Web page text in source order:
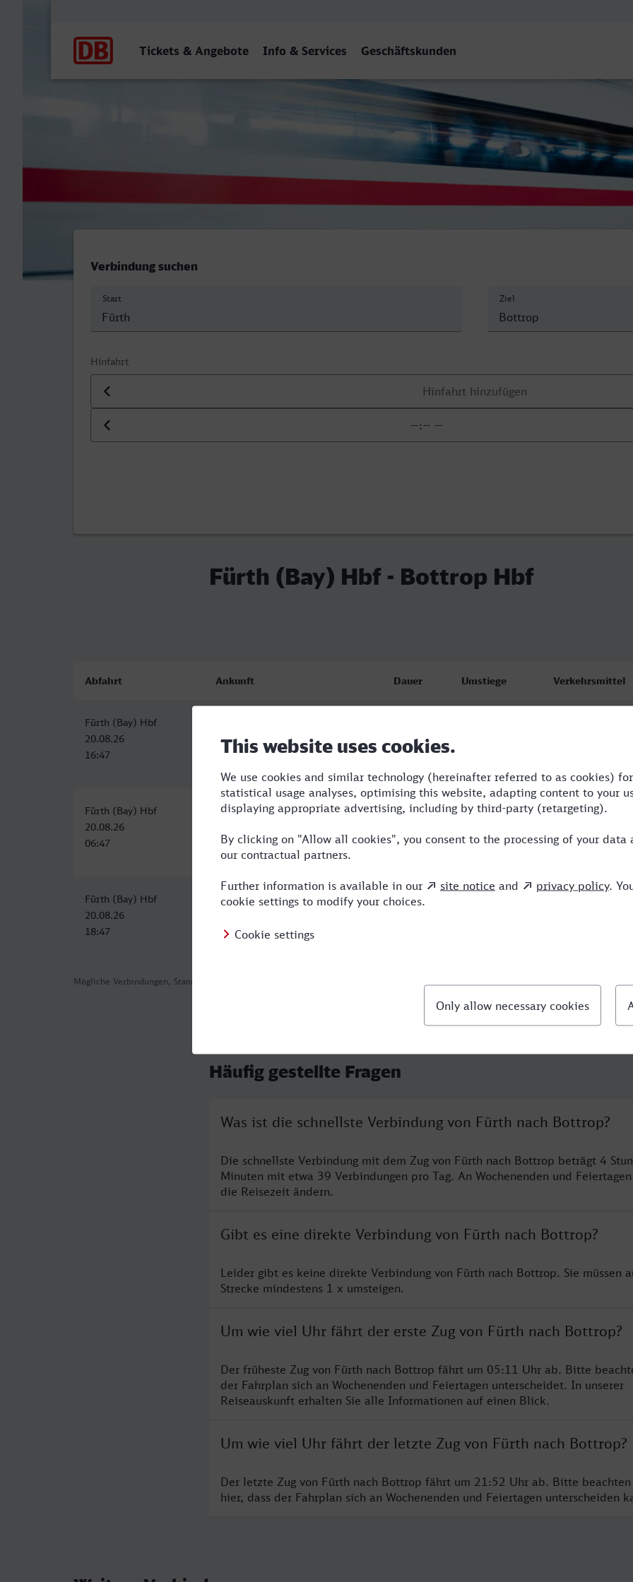
Tickets & Angebote Info & Services Geschäftskunden
Fürth (Bay) Hbf - Bottrop Hbf
Verbindung suchen
Start Ziel
Hinfahrt
Datum der Hinfahrt
Uhrzeit der Hinfahrt
Fürth (Bay) Hbf - Bottrop Hbf
Mögliche Verbindungen, Stand: 2026-08-06 07:59
Abfahrt Ankunft Dauer Umstiege Verkehrsmittel
Fürth (Bay) Hbf
20.08.26
16:47
20.08.26
21:25
Fürth (Bay) Hbf
20.08.26
06:47
Bottrop Hbf
11:43
4:56 2 RE,RRB,ICE
Fürth (Bay) Hbf
20.08.26
18:47
Hauptbahnhof, Bottrop
00:05
5:18
Häufig gestellte Fragen
Was ist die schnellste Verbindung von Fürth nach Bottrop?
Die schnellste Verbindung mit dem Zug von Fürth nach Bottrop beträgt 4
Minuten mit etwa 39 Verbindungen pro Tag. An Wochenenden und
die Reisezeit ändern.
Gibt es eine direkte Verbindung von Fürth nach Bottrop?
Leider gibt es keine direkte Verbindung von Fürth nach Bottrop. Sie müssen
Strecke mindestens 1 x umsteigen.
Um wie viel Uhr fährt der erste Zug von Fürth nach Bottrop?
Der früheste Zug von Fürth nach Bottrop fährt um 05:11 Uhr ab. Bitte
der Fahrplan sich an Wochenenden und Feiertagen unterscheidet. In unserer
Reiseauskunft erhalten Sie alle Informationen auf einen Blick.
Um wie viel Uhr fährt der letzte Zug von Fürth nach Bottrop?
Der letzte Zug von Fürth nach Bottrop fährt um 21:52 Uhr ab. Bitte beachten
hier, dass der Fahrplan sich an Wochenenden und Feiertagen unterscheiden